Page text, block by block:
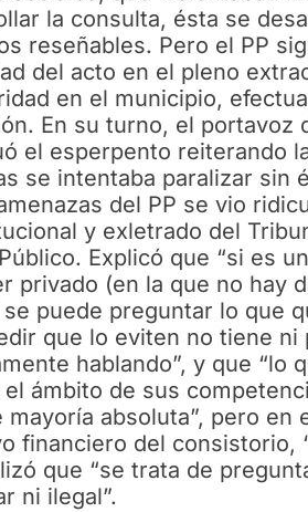
la consulta, ésta se
reseñables. Pero el PP
del acto en el pleno
en el municipio,
En su turno, el portavoz
el esperpento reiterando
se intentaba paralizar sin
del PP se vio
y exletrado del
Explicó que “si es
privado (en la que no hay
puede preguntar lo que
que lo eviten no tiene
hablando”, y que “lo
el ámbito de sus
mayoría absoluta”, pero
financiero del consistorio,
que “se trata de
ni ilegal”.